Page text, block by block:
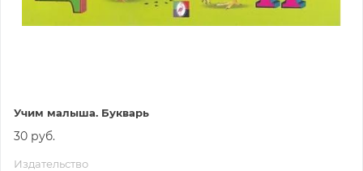
Учим малыша. Букварь
30 руб.
Издательство